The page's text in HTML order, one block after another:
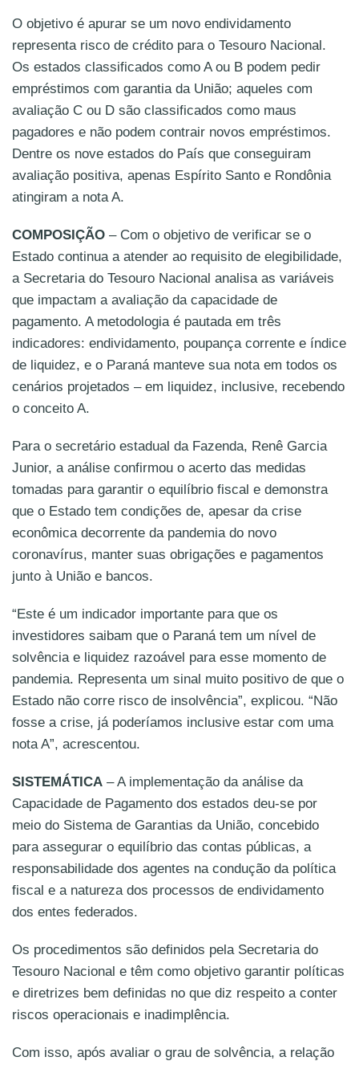
O objetivo é apurar se um novo endividamento
representa risco de crédito para o Tesouro Nacional.
Os estados classificados como A ou B podem pedir
empréstimos com garantia da União; aqueles com
avaliação C ou D são classificados como maus
pagadores e não podem contrair novos empréstimos.
Dentre os nove estados do País que conseguiram
avaliação positiva, apenas Espírito Santo e Rondônia
atingiram a nota A.
COMPOSIÇÃO – Com o objetivo de verificar se o
Estado continua a atender ao requisito de elegibilidade,
a Secretaria do Tesouro Nacional analisa as variáveis
que impactam a avaliação da capacidade de
pagamento. A metodologia é pautada em três
indicadores: endividamento, poupança corrente e índice
de liquidez, e o Paraná manteve sua nota em todos os
cenários projetados – em liquidez, inclusive, recebendo
o conceito A.
Para o secretário estadual da Fazenda, Renê Garcia
Junior, a análise confirmou o acerto das medidas
tomadas para garantir o equilíbrio fiscal e demonstra
que o Estado tem condições de, apesar da crise
econômica decorrente da pandemia do novo
coronavírus, manter suas obrigações e pagamentos
junto à União e bancos.
“Este é um indicador importante para que os
investidores saibam que o Paraná tem um nível de
solvência e liquidez razoável para esse momento de
pandemia. Representa um sinal muito positivo de que o
Estado não corre risco de insolvência”, explicou. “Não
fosse a crise, já poderíamos inclusive estar com uma
nota A”, acrescentou.
SISTEMÁTICA – A implementação da análise da
Capacidade de Pagamento dos estados deu-se por
meio do Sistema de Garantias da União, concebido
para assegurar o equilíbrio das contas públicas, a
responsabilidade dos agentes na condução da política
fiscal e a natureza dos processos de endividamento
dos entes federados.
Os procedimentos são definidos pela Secretaria do
Tesouro Nacional e têm como objetivo garantir políticas
e diretrizes bem definidas no que diz respeito a conter
riscos operacionais e inadimplência.
Com isso, após avaliar o grau de solvência, a relação